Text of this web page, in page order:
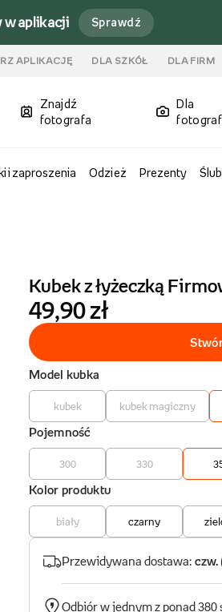
w aplikacji Sprawdź
APLIKACJĘ DLA SZKÓŁ DLA FIRM
Znajdź
fotografa
Dla
i zaproszenia Odzież Prezenty Ślub